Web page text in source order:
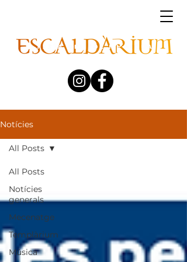
Notícies
All Posts
Notícies
generals
Mecenatge
Templàrium
Música
All Posts